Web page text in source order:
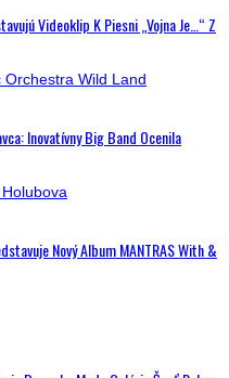
Videoklip K Piesni „Vojna Je…“ Z
Inovatívny Big Band Ocenila
Nový Album MANTRAS With &